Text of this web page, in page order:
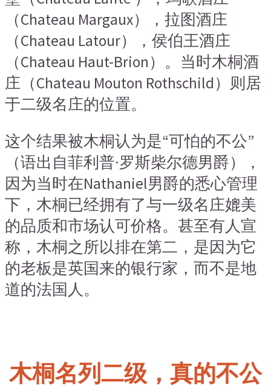
（Chateau Margaux），拉图酒庄
（Chateau Latour），侯伯王酒庄
（Chateau Haut-Brion）。当时木桐酒
庄（Chateau Mouton Rothschild）则居
于二级名庄的位置。
这个结果被木桐认为是“可怕的不公”
（语出自菲利普·罗斯柴尔德男爵），
因为当时在Nathaniel男爵的悉心管理
下，木桐已经拥有了与一级名庄媲美
的品质和市场认可价格。甚至有人宣
称，木桐之所以排在第二，是因为它
的老板是英国来的银行家，而不是地
道的法国人。
木桐名列二级， 真的不公